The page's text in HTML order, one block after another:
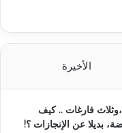
الأخيرة
فارغات .. كيف
بديلا عن الإنجازات ؟!